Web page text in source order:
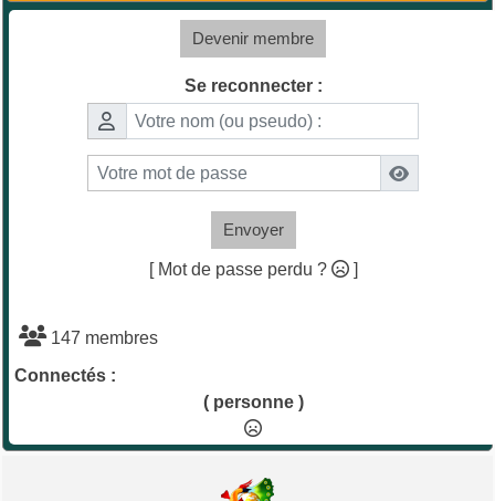
Devenir membre
Se reconnecter :
Envoyer
[ Mot de passe perdu ? ]
147 membres
Connectés :
( personne )